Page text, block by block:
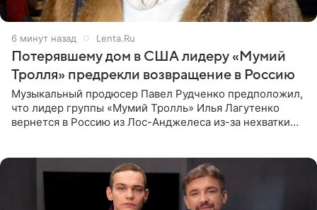
6 минут назад Lenta.Ru
Потерявшему дом в США лидеру «Мумий
Тролля» предрекли возвращение в Россию
Музыкальный продюсер Павел Рудченко предположил,
что лидер группы «Мумий Тролль» Илья Лагутенко
вернется в Россию из Лос-Анджелеса из-за нехватки